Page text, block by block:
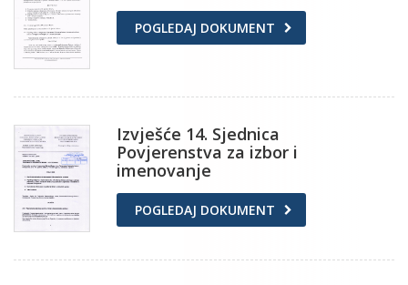
POGLEDAJ DOKUMENT
Izvješće 14. Sjednica
Povjerenstva za izbor i
imenovanje
POGLEDAJ DOKUMENT